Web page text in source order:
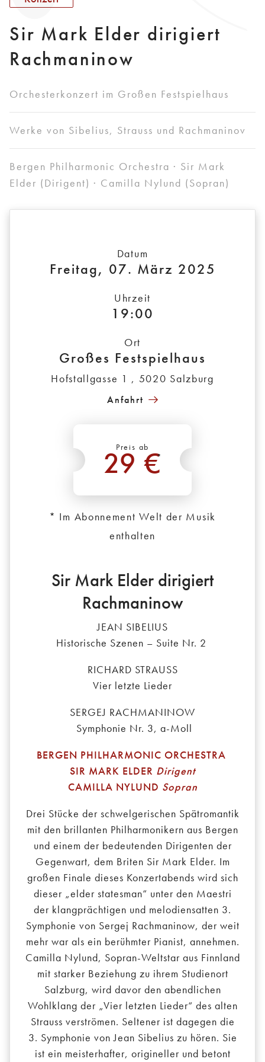
Sir Mark Elder dirigiert
Rachmaninow
Orchesterkonzert im Großen Festspielhaus
Werke von Sibelius, Strauss und Rachmaninov
Bergen Philharmonic Orchestra · Sir Mark
Elder (Dirigent) · Camilla Nylund (Sopran)
Datum
Freitag, 07. März 2025
Uhrzeit
19:00
Ort
Großes Festspielhaus
Hofstallgasse 1 , 5020 Salzburg
Anfahrt
Preis ab
29 €
*
* Im Abonnement Welt der Musik
enthalten
Sir Mark Elder dirigiert
Rachmaninow
JEAN SIBELIUS
Historische Szenen – Suite Nr. 2
RICHARD STRAUSS
Vier letzte Lieder
SERGEJ RACHMANINOW
Symphonie Nr. 3, a-Moll
BERGEN PHILHARMONIC ORCHESTRA
SIR MARK ELDER Dirigent
CAMILLA NYLUND Sopran
Drei Stücke der schwelgerischen Spätromantik
mit den brillanten Philharmonikern aus Bergen
und einem der bedeutenden Dirigenten der
Gegenwart, dem Briten Sir Mark Elder. Im
großen Finale dieses Konzertabends wird sich
dieser „elder statesman“ unter den Maestri
der klangprächtigen und melodiensatten 3.
Symphonie von Sergej Rachmaninow, der weit
mehr war als ein berühmter Pianist, annehmen.
Camilla Nylund, Sopran-Weltstar aus Finnland
mit starker Beziehung zu ihrem Studienort
Salzburg, wird davor den abendlichen
Wohlklang der „Vier letzten Lieder“ des alten
Strauss verströmen. Seltener ist dagegen die
3. Symphonie von Jean Sibelius zu hören. Sie
ist ein meisterhafter, origineller und betont